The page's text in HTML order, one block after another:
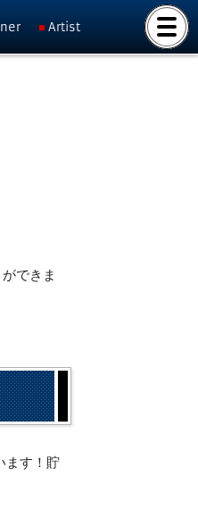
Artist
できま
ます！貯